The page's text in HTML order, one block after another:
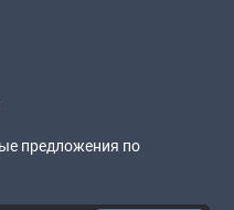
предложения по